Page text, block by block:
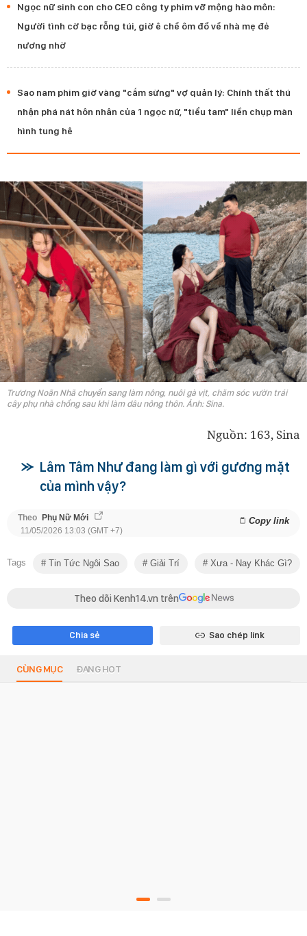
Ngọc nữ sinh con cho CEO công ty phim vỡ mộng hào môn:
Người tình cờ bạc rỗng túi, giờ ê chề ôm đồ về nhà mẹ đẻ
nương nhờ
Sao nam phim giờ vàng "cắm sừng" vợ quản lý: Chính thất thú
nhận phá nát hôn nhân của 1 ngọc nữ, "tiểu tam" liền chụp màn
hình tung hê
Trương Noãn Nhã chuyển sang làm nông, nuôi gà vịt, chăm sóc vườn trái
cây phụ nhà chồng sau khi làm dâu nông thôn. Ảnh: Sina.
Nguồn: 163, Sina
Lâm Tâm Như đang làm gì với gương mặt
của mình vậy?
Theo Phụ Nữ Mới Copy link
11/05/2026 13:03 (GMT +7)
Tags Tin Tức Ngôi Sao Giải Trí Xưa - Nay Khác Gì?
Theo dõi Kenh14.vn trên
Chia sẻ Sao chép link
CÙNG MỤC ĐANG HOT